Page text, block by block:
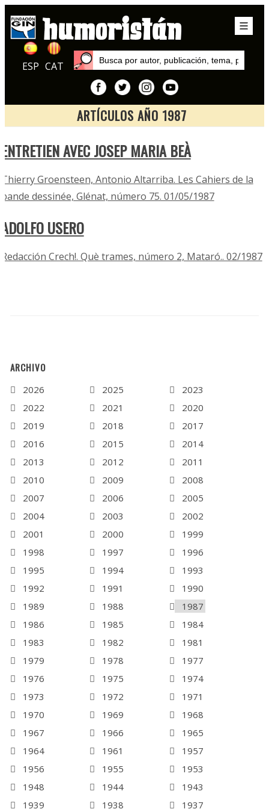
ESP CAT
ARTÍCULOS AÑO 1987
Artículos
ENTRETIEN AVEC JOSEP MARIA BEÀ
Thierry Groensteen, Antonio Altarriba. Les Cahiers de la
bande dessinée, Glénat, número 75. 01/05/1987
ADOLFO USERO
Redacción Crech!. Què trames, número 2, Mataró.. 02/1987
ARCHIVO
2026 2025
2023
2022
2021
2020
2019
2018
2017
2016
2015
2014
2013
2012
2011
2010
2009
2008
2007
2006
2005
2004
2003
2002
2001
2000
1999
1998
1997
1996
1995
1994
1993
1992
1991
1990
1989
1988
1987
1986
1985
1984
1983
1982
1981
1979
1978
1977
1976
1975
1974
1973
1972
1971
1970
1969
1968
1967
1966
1965
1964
1961
1957
1956
1955
1953
1948
1944
1943
1939
1938 1937